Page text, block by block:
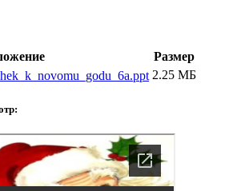
Размер
2.25 МБ